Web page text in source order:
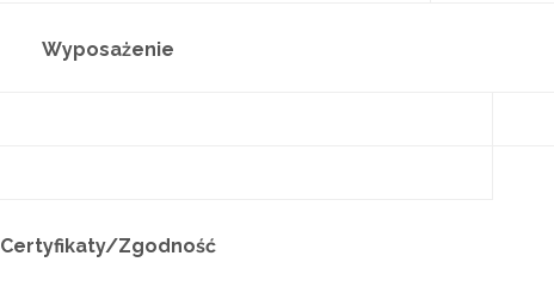
Wyposażenie
Certyfikaty/Zgodność